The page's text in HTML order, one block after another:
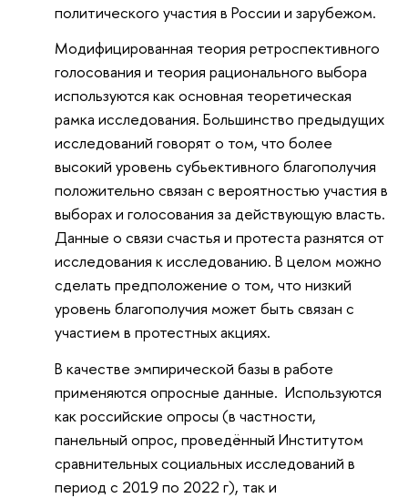
политического участия в России и зарубежом.
Модифицированная теория ретроспективного
голосования и теория рационального выбора
используются как основная теоретическая
рамка исследования. Большинство предыдущих
исследований говорят о том, что более
высокий уровень субьективного благополучия
положительно связан с вероятностью участия в
выборах и голосования за действующую власть.
Данные о связи счастья и протеста разнятся от
исследования к исследованию. В целом можно
сделать предположение о том, что низкий
уровень благополучия может быть связан с
участием в протестных акциях.
В качестве эмпирической базы в работе
применяются опросные данные. Используются
как российские опросы (в частности,
панельный опрос, проведённый Институтом
сравнительных социальных исследований в
период с 2019 по 2022 г), так и